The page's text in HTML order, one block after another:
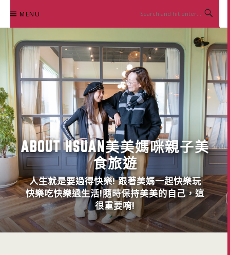
content
MENU
ABOUT HSUAN美美媽咪親子美
食旅遊
人生就是要過得快樂! 跟著美媽一起快樂玩
快樂吃快樂過生活!隨時保持美美的自己，這
很重要唷!